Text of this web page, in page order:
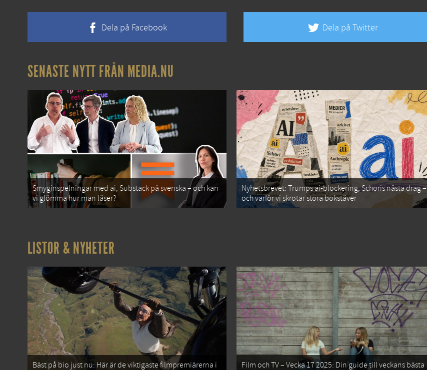
Dela på Facebook Dela på Twitter
SENASTE NYTT FRÅN MEDIA.NU
Smyginspelningar med ai, Substack på svenska – och kan
vi glömma hur man läser?
Nyhetsbrevet: Trumps ai-blockering, Schoris nästa drag –
och varför vi skrotar stora bokstäver
LISTOR & NYHETER
Bäst på bio just nu: Här är de viktigaste filmpremiärerna i
Film och TV – Vecka 17 2025: Din guide till veckans bästa